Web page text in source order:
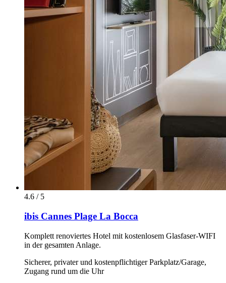
4.6 / 5
ibis Cannes Plage La Bocca
Komplett renoviertes Hotel mit kostenlosem Glasfaser-WIFI
in der gesamten Anlage.
Sicherer, privater und kostenpflichtiger Parkplatz/Garage,
Zugang rund um die Uhr